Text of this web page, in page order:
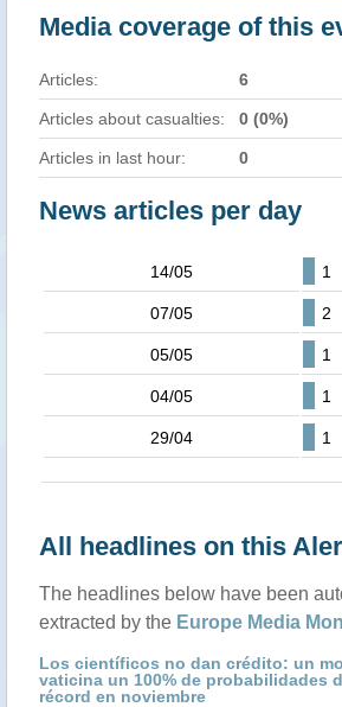
Media coverage of this
Articles: 6
Articles about casualties: 0 (0%)
Articles in last hour: 0
News articles per day
14/05 1
07/05 2
05/05 1
04/05 1
29/04 1
All headlines on this
The headlines below have been
extracted by the Europe Media
Los científicos no dan crédito: un
vaticina un 100% de probabilidades
récord en noviembre